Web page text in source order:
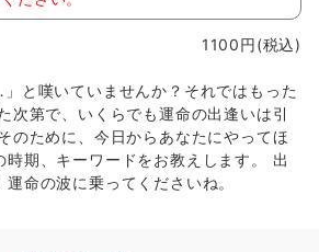
1100円(税込)
」と嘆いていませんか？それではもった
次第で、いくらでも運命の出逢いは引
のために、今日からあなたにやってほ
時期、キーワードをお教えします。 出
命の波に乗ってくださいね。